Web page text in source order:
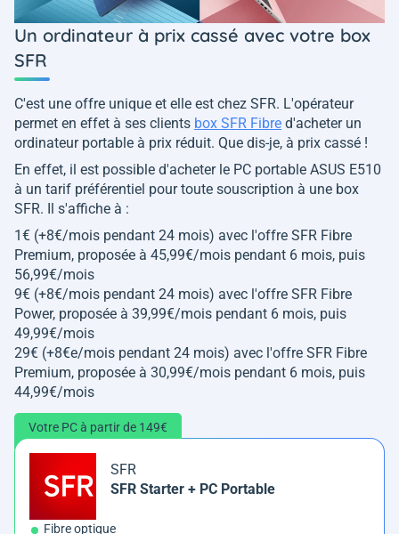
Un ordinateur à prix cassé avec votre box
SFR
C'est une offre unique et elle est chez SFR. L'opérateur
permet en effet à ses clients box SFR Fibre d'acheter un
ordinateur portable à prix réduit. Que dis-je, à prix cassé !
En effet, il est possible d'acheter le PC portable ASUS E510
à un tarif préférentiel pour toute souscription à une box
SFR. Il s'affiche à :
1€ (+8€/mois pendant 24 mois) avec l'offre SFR Fibre
Premium, proposée à 45,99€/mois pendant 6 mois, puis
56,99€/mois
9€ (+8€/mois pendant 24 mois) avec l'offre SFR Fibre
Power, proposée à 39,99€/mois pendant 6 mois, puis
49,99€/mois
29€ (+8€e/mois pendant 24 mois) avec l'offre SFR Fibre
Premium, proposée à 30,99€/mois pendant 6 mois, puis
44,99€/mois
Votre PC à partir de 149€
SFR
SFR Starter + PC Portable
Fibre optique